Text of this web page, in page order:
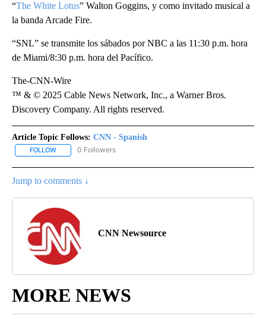
“The White Lotus” Walton Goggins, y como invitado musical a
la banda Arcade Fire.
“SNL” se transmite los sábados por NBC a las 11:30 p.m. hora
de Miami/8:30 p.m. hora del Pacífico.
The-CNN-Wire
™ & © 2025 Cable News Network, Inc., a Warner Bros.
Discovery Company. All rights reserved.
Article Topic Follows: CNN - Spanish
FOLLOW FOLLOW "CNN - SPANISH" TO RECEIVE NOTIFICATIONS ABOUT
0 Followers
Jump to comments ↓
CNN Newsource
MORE NEWS